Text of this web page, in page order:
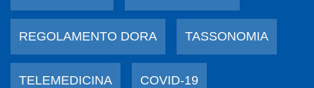
REGOLAMENTO DORA TASSONOMIA
TELEMEDICINA COVID-19